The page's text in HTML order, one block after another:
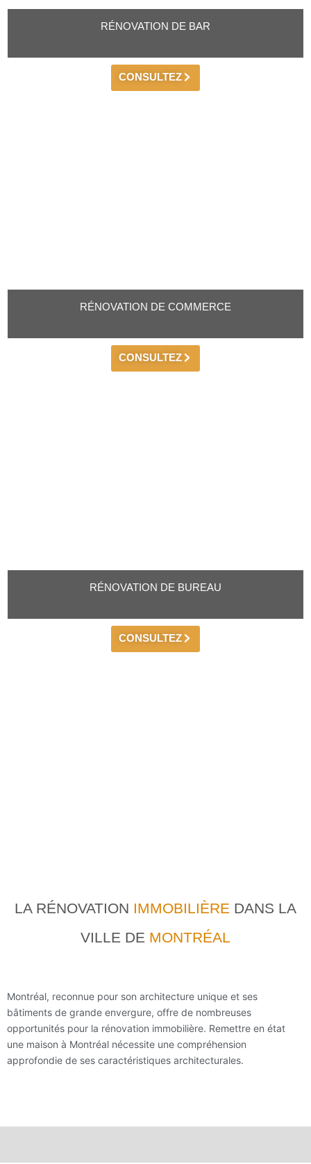
RÉNOVATION DE BAR
CONSULTEZ
RÉNOVATION DE COMMERCE
CONSULTEZ
RÉNOVATION DE BUREAU
CONSULTEZ
LA RÉNOVATION IMMOBILIÈRE DANS LA
VILLE DE MONTRÉAL
Montréal, reconnue pour son architecture unique et ses
bâtiments de grande envergure, offre de nombreuses
opportunités pour la rénovation immobilière. Remettre en état
une maison à Montréal nécessite une compréhension
approfondie de ses caractéristiques architecturales.